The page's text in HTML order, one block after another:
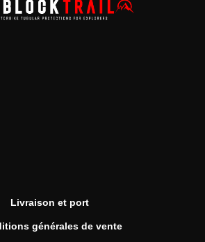
Livraison et port
générales de vente